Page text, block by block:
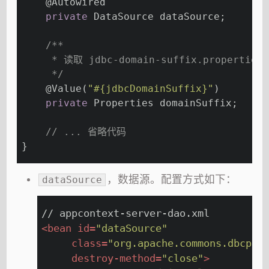
private DataSource dataSource;
/**
     * 读取 jdbc-domain-suffix.properties
     */
@Value ( "#{jdbcDomainSuffix}" )
private Properties domainSuffix;
// ... 省略代码
}
dataSource ，数据源。配置方式如下：
// appcontext-server-dao.xml
<bean id="dataSource"
class=
destroy-method="close">